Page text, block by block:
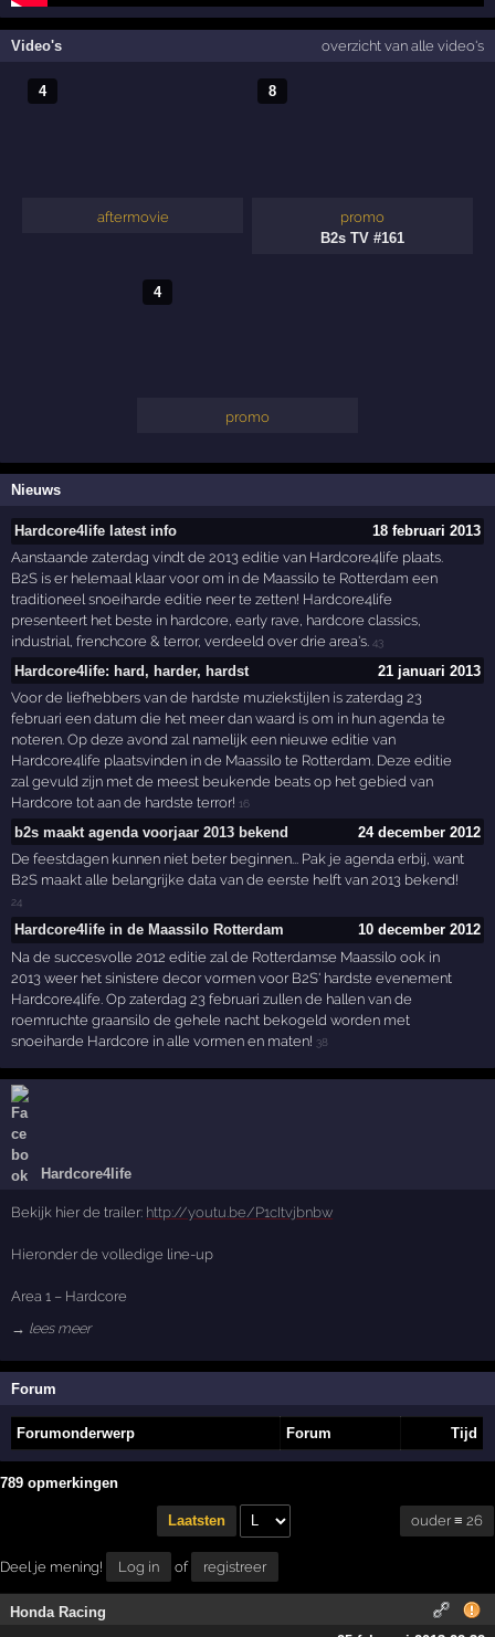
Video's overzicht van alle video's
aftermovie
4
promo
B2s TV #161
8
promo
4
Nieuws
Hardcore4life latest info
18 februari 2013
Aanstaande zaterdag vindt de 2013 editie van Hardcore4life plaats.
B2S is er helemaal klaar voor om in de Maassilo te Rotterdam een
traditioneel snoeiharde editie neer te zetten! Hardcore4life
presenteert het beste in hardcore, early rave, hardcore classics,
industrial, frenchcore & terror, verdeeld over drie area's.43
Hardcore4life: hard, harder, hardst
21 januari 2013
Voor de liefhebbers van de hardste muziekstijlen is zaterdag 23
februari een datum die het meer dan waard is om in hun agenda te
noteren. Op deze avond zal namelijk een nieuwe editie van
Hardcore4life plaatsvinden in de Maassilo te Rotterdam. Deze editie
zal gevuld zijn met de meest beukende beats op het gebied van
Hardcore tot aan de hardste terror! 16
b2s maakt agenda voorjaar 2013 bekend
24 december 2012
De feestdagen kunnen niet beter beginnen... Pak je agenda erbij, want
B2S maakt alle belangrijke data van de eerste helft van 2013 bekend!
24
Hardcore4life in de Maassilo Rotterdam
10 december 2012
Na de succesvolle 2012 editie zal de Rotterdamse Maassilo ook in
2013 weer het sinistere decor vormen voor B2S' hardste evenement
Hardcore4life. Op zaterdag 23 februari zullen de hallen van de
roemruchte graansilo de gehele nacht bekogeld worden met
snoeiharde Hardcore in alle vormen en maten! 38
Hardcore4life
Bekijk hier de trailer: http://youtu.be/P1cItvjbnbw
Hieronder de volledige line-up
Area 1 – Hardcore
→ lees meer
Forum
Forumonderwerp Forum Tijd
789 opmerkingen
Laatsten ouder ≡ 26
Deel je mening! Log in of registreer
Honda Racing